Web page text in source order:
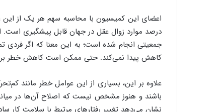
درصد موارد زوال عقل در جهان قابل پیشگیری است.
کاهش پیدا نمی‌کند. حتی ممکن است کاهش خطر
علاوه بر این، بسیاری از این عوامل خطر مانند
باشند و هنوز مشخص نیست که اصلاح آن‌ها در